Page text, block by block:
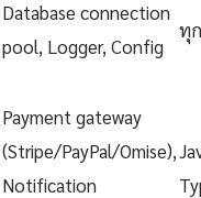
Database connection
pool, Logger, Config
ทุ
Payment gateway
(Stripe/PayPal/Omise),
Notification